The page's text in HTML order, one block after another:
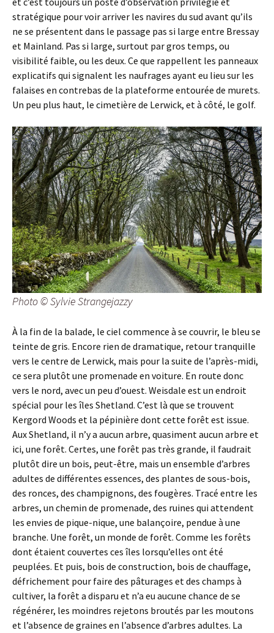
stratégique pour voir arriver les navires du sud avant qu’ils
ne se présentent dans le passage pas si large entre Bressay
et Mainland. Pas si large, surtout par gros temps, ou
visibilité faible, ou les deux. Ce que rappellent les panneaux
explicatifs qui signalent les naufrages ayant eu lieu sur les
falaises en contrebas de la plateforme entourée de murets.
Un peu plus haut, le cimetière de Lerwick, et à côté, le golf.
Photo © Sylvie Strangejazzy
À la fin de la balade, le ciel commence à se couvrir, le bleu se
teinte de gris. Encore rien de dramatique, retour tranquille
vers le centre de Lerwick, mais pour la suite de l’après-midi,
ce sera plutôt une promenade en voiture. En route donc
vers le nord, avec un peu d’ouest. Weisdale est un endroit
spécial pour les îles Shetland. C’est là que se trouvent
Kergord Woods et la pépinière dont cette forêt est issue.
Aux Shetland, il n’y a aucun arbre, quasiment aucun arbre et
ici, une forêt. Certes, une forêt pas très grande, il faudrait
plutôt dire un bois, peut-être, mais un ensemble d’arbres
adultes de différentes essences, des plantes de sous-bois,
des ronces, des champignons, des fougères. Tracé entre les
arbres, un chemin de promenade, des ruines qui attendent
les envies de pique-nique, une balançoire, pendue à une
branche. Une forêt, un monde de forêt. Comme les forêts
dont étaient couvertes ces îles lorsqu’elles ont été
peuplées. Et puis, bois de construction, bois de chauffage,
défrichement pour faire des pâturages et des champs à
cultiver, la forêt a disparu et n’a eu aucune chance de se
régénérer, les moindres rejetons broutés par les moutons
et l’absence de graines en l’absence d’arbres adultes. La